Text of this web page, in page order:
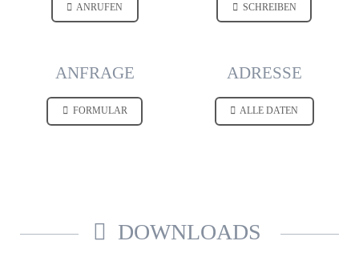
ANRUFEN SCHREIBEN
ANFRAGE
FORMULAR
ADRESSE
ALLE DATEN
DOWNLOADS